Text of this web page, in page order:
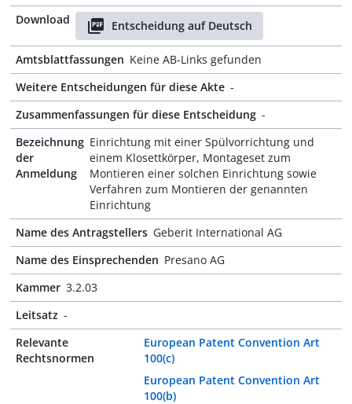
Download
Entscheidung auf Deutsch
Amtsblattfassungen Keine AB-Links gefunden
Weitere Entscheidungen für diese Akte -
Zusammenfassungen für diese Entscheidung -
Bezeichnung
der
Anmeldung
Einrichtung mit einer Spülvorrichtung und
einem Klosettkörper, Montageset zum
Montieren einer solchen Einrichtung sowie
Verfahren zum Montieren der genannten
Einrichtung
Name des Antragstellers Geberit International AG
Name des Einsprechenden Presano AG
Kammer 3.2.03
Leitsatz -
Relevante
Rechtsnormen
European Patent Convention Art
100(c)
European Patent Convention Art
100(b)